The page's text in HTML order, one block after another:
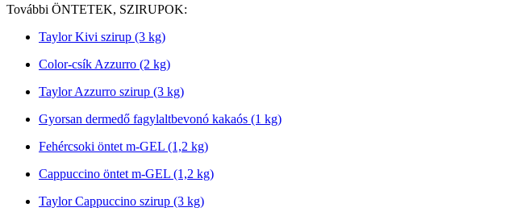
További ÖNTETEK, SZIRUPOK:
Taylor Kivi szirup (3 kg)
Color-csík Azzurro (2 kg)
Taylor Azzurro szirup (3 kg)
Gyorsan dermedő fagylaltbevonó kakaós (1 kg)
Fehércsoki öntet m-GEL (1,2 kg)
Cappuccino öntet m-GEL (1,2 kg)
Taylor Cappuccino szirup (3 kg)